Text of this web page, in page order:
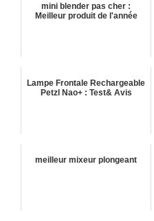
mini blender pas cher :
Meilleur produit de l'année
Lampe Frontale Rechargeable
Petzl Nao+ : Test& Avis
meilleur mixeur plongeant